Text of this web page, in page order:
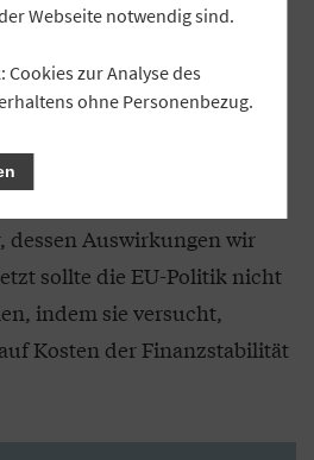
Während der letzten
was passiert, wenn
lenkt. Die Keimzelle war
der US-Regierung
am Immobilienmarkt.
zu einem
dessen Auswirkungen wir
sollte die EU-Politik nicht
indem sie versucht,
Kosten der Finanzstabilität
Webseite notwendig sind.
Cookies zur Analyse des
ohne Personenbezug.